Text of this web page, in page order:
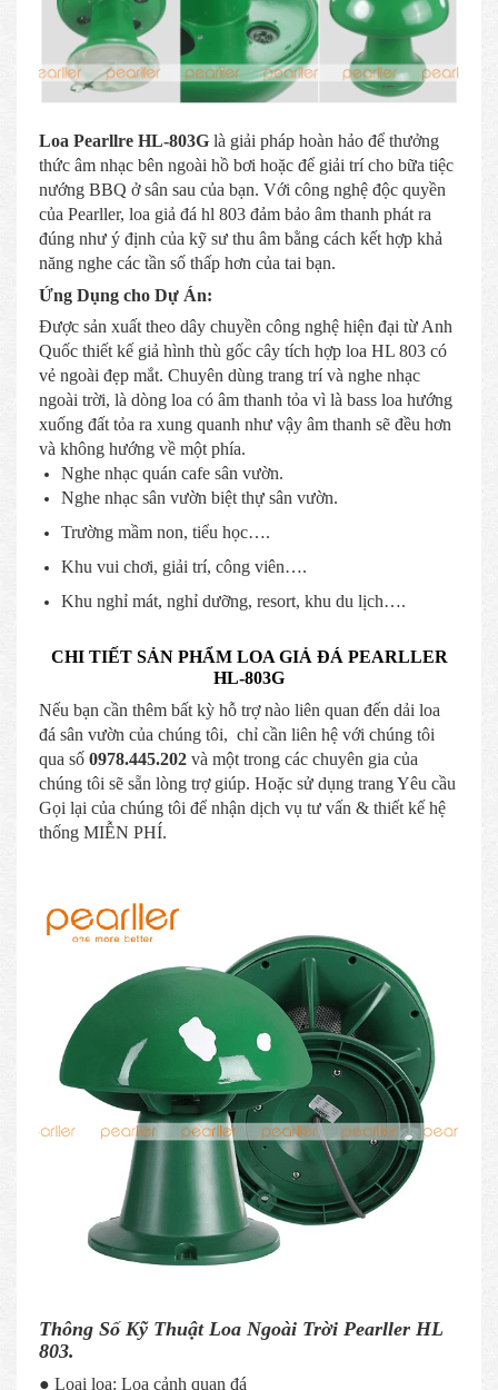
Loa Pearllre HL-803G là giải pháp hoàn hảo để thưởng
thức âm nhạc bên ngoài hồ bơi hoặc để giải trí cho bữa tiệc
nướng BBQ ở sân sau của bạn. Với công nghệ độc quyền
của Pearller, loa giả đá hl 803 đảm bảo âm thanh phát ra
đúng như ý định của kỹ sư thu âm bằng cách kết hợp khả
năng nghe các tần số thấp hơn của tai bạn.
Ứng Dụng cho Dự Án:
Được sản xuất theo dây chuyền công nghệ hiện đại từ Anh
Quốc thiết kế giả hình thù gốc cây tích hợp loa HL 803 có
vẻ ngoài đẹp mắt. Chuyên dùng trang trí và nghe nhạc
ngoài trời, là dòng loa có âm thanh tỏa vì là bass loa hướng
xuống đất tỏa ra xung quanh như vậy âm thanh sẽ đều hơn
và không hướng về một phía.
Nghe nhạc quán cafe sân vườn.
Nghe nhạc sân vườn biệt thự sân vườn.
Trường mầm non, tiểu học….
Khu vui chơi, giải trí, công viên….
Khu nghỉ mát, nghỉ dưỡng, resort, khu du lịch….
CHI TIẾT SẢN PHẨM LOA GIẢ ĐÁ PEARLLER
HL-803G
Nếu bạn cần thêm bất kỳ hỗ trợ nào liên quan đến dải loa
đá sân vườn của chúng tôi, chỉ cần liên hệ với chúng tôi
qua số 0978.445.202 và một trong các chuyên gia của
chúng tôi sẽ sẵn lòng trợ giúp. Hoặc sử dụng trang Yêu cầu
Gọi lại của chúng tôi để nhận dịch vụ tư vấn & thiết kế hệ
thống MIỄN PHÍ.
Thông Số Kỹ Thuật Loa Ngoài Trời Pearller HL
803.
● Loại loa: Loa cảnh quan đá